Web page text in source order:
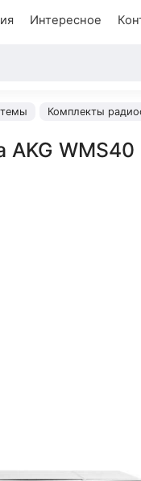
Интересное
Комплекты
AKG